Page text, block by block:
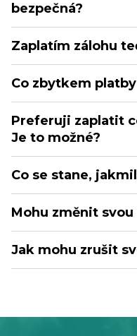
bezpečná?
Zaplatím zálohu
Co zbytkem
Preferuji zaplatit
Je to možné?
Co se stane,
Mohu změnit
Jak mohu zrušit